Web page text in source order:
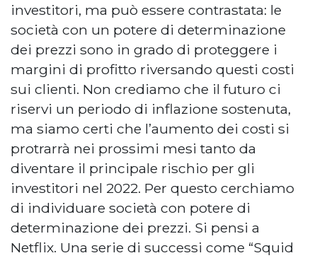
investitori, ma può essere contrastata: le
società con un potere di determinazione
dei prezzi sono in grado di proteggere i
margini di profitto riversando questi costi
sui clienti. Non crediamo che il futuro ci
riservi un periodo di inflazione sostenuta,
ma siamo certi che l’aumento dei costi si
protrarrà nei prossimi mesi tanto da
diventare il principale rischio per gli
investitori nel 2022. Per questo cerchiamo
di individuare società con potere di
determinazione dei prezzi. Si pensi a
Netflix. Una serie di successi come “Squid